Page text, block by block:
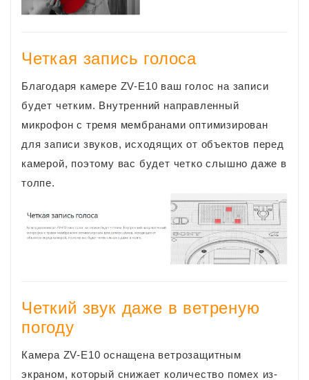
Четкая запись голоса
Благодаря камере ZV-E10 ваш голос на записи
будет четким. Внутренний направленный
микрофон с тремя мембранами оптимизирован
для записи звуков, исходящих от объектов перед
камерой, поэтому вас будет четко слышно даже в
толпе.
Четкий звук даже в ветреную
погоду
Камера ZV-E10 оснащена ветрозащитным
экраном, который снижает количество помех из-